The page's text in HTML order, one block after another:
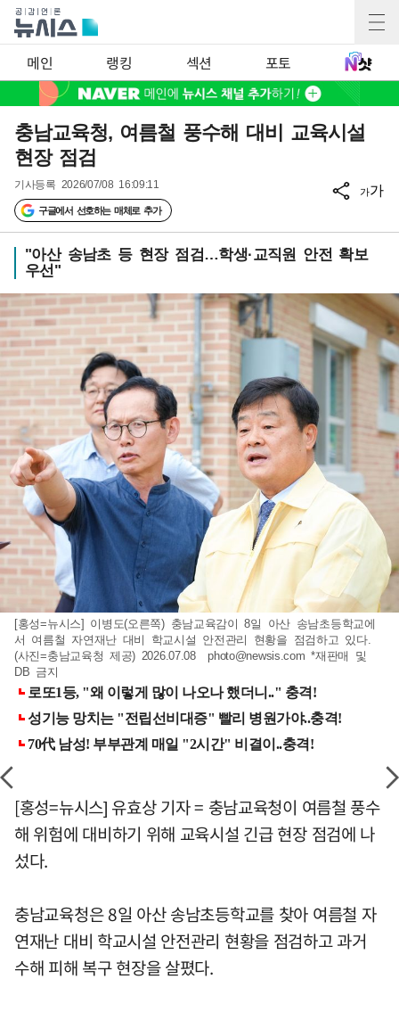
메인 랭킹 섹션 포토
충남교육청, 여름철 풍수해 대비 교육시설
현장 점검
기사등록 2026/07/08 16:09:11
구글에서 선호하는 매체로 추가
가가
"아산 송남초 등 현장 점검…학생·교직원 안전 확보
우선"
[홍성=뉴시스] 이병도(오른쪽) 충남교육감이 8일 아산 송남초등학교에
서 여름철 자연재난 대비 학교시설 안전관리 현황을 점검하고 있다.
(사진=충남교육청 제공) 2026.07.08photo@newsis.com *재판매 및
DB 금지
[홍성=뉴시스] 유효상 기자 = 충남교육청이 여름철 풍수
해 위험에 대비하기 위해 교육시설 긴급 현장 점검에 나
섰다.
충남교육청은 8일 아산 송남초등학교를 찾아 여름철 자
연재난 대비 학교시설 안전관리 현황을 점검하고 과거
수해 피해 복구 현장을 살폈다.